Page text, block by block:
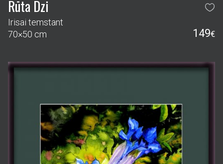
Rūta Dzi
Irisai temstant
70×50 cm
149€